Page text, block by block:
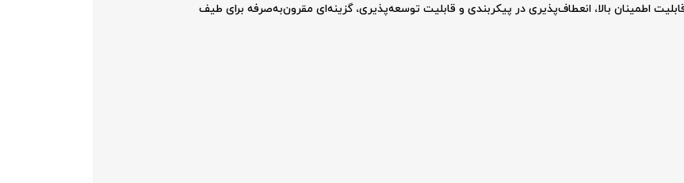
اطمینان بالا، انعطاف‌پذیری در پیکربندی و قابلیت توسعه‌پذیری، گزینه‌ای مقرون‌به‌صرفه برای طیف